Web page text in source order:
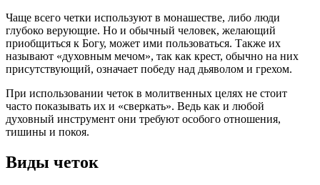
Чаще всего четки используют в монашестве, либо люди
глубоко верующие. Но и обычный человек, желающий
приобщиться к Богу, может ими пользоваться. Также их
называют «духовным мечом», так как крест, обычно на них
присутствующий, означает победу над дьяволом и грехом.
При использовании четок в молитвенных целях не стоит
часто показывать их и «сверкать». Ведь как и любой
духовный инструмент они требуют особого отношения,
тишины и покоя.
Виды четок